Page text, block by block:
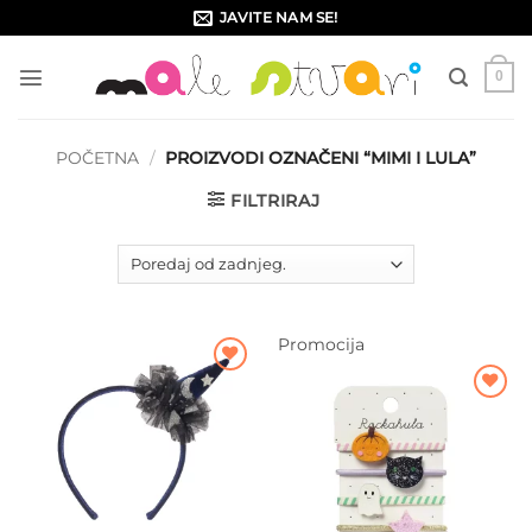
to
content
JAVITE NAM SE!
0
POČETNA / PROIZVODI OZNAČENI “MIMI I LULA”
FILTRIRAJ
Dodajte
na listu
želja
Promocija